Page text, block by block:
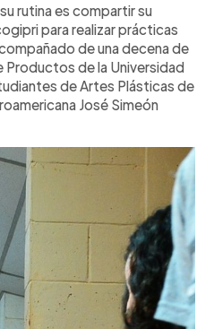
rutina es compartir su
para realizar prácticas
de una decena de
Productos de la Universidad
de Artes Plásticas de
José Simeón